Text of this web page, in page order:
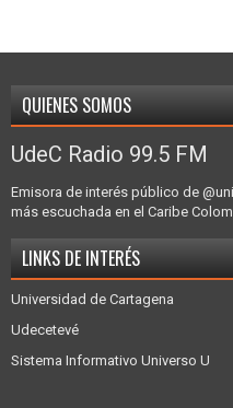
QUIENES SOMOS
UdeC Radio 99.5 FM
Emisora de interés público de
más escuchada en el Caribe
LINKS DE INTERÉS
Universidad de Cartagena
Udecetevé
Sistema Informativo Universo U